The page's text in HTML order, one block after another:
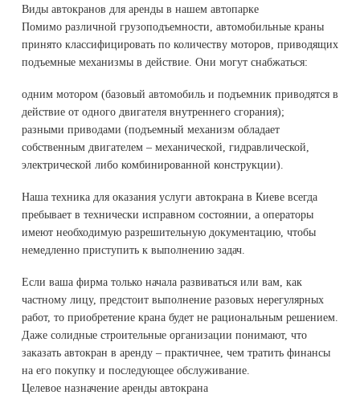
Виды автокранов для аренды в нашем автопарке
Помимо различной грузоподъемности, автомобильные краны
принято классифицировать по количеству моторов, приводящих
подъемные механизмы в действие. Они могут снабжаться:
одним мотором (базовый автомобиль и подъемник приводятся в
действие от одного двигателя внутреннего сгорания);
разными приводами (подъемный механизм обладает
собственным двигателем – механической, гидравлической,
электрической либо комбинированной конструкции).
Наша техника для оказания услуги автокрана в Киеве всегда
пребывает в технически исправном состоянии, а операторы
имеют необходимую разрешительную документацию, чтобы
немедленно приступить к выполнению задач.
Если ваша фирма только начала развиваться или вам, как
частному лицу, предстоит выполнение разовых нерегулярных
работ, то приобретение крана будет не рациональным решением.
Даже солидные строительные организации понимают, что
заказать автокран в аренду – практичнее, чем тратить финансы
на его покупку и последующее обслуживание.
Целевое назначение аренды автокрана